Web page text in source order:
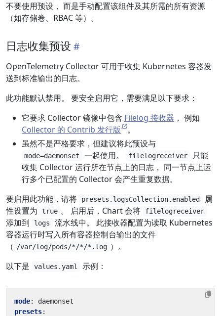
不要使用预设， 而是手动配置该组件及其所需的所有资源
（如存储卷、RBAC 等）。
日志收集预设
OpenTelemetry Collector 可用于收集 Kubernetes 容器发
送到标准输出的日志。
此功能默认禁用。 要安全启用它，需要满足以下要求：
它要求 Collector 镜像中包含 Filelog 接收器 ， 例如
Collector 的 Contrib 发行版
。
虽然不是严格要求，但建议将此预设与
mode=daemonset 一起使用。 filelogreceiver
只能
收集 Collector 运行所在节点上的日志， 同一节点上运
行多个已配置的 Collector 会产生重复数据。
要启用此功能，请将
presets.logsCollection.enabled
属
性设置为
true 。 启用后，Chart 会将 filelogreceiver
添加到 logs
流水线中。 此接收器配置为读取 Kubernetes
容器运行时写入所有容器控制台输出的文件
（ /var/log/pods/*/*/*.log ）。
以下是
values.yaml 示例：
mode:
daemonset
presets: